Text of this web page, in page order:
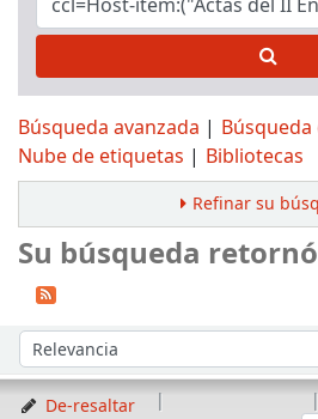
Búsqueda avanzada
Nube de etiquetas
Bibliotecas
Refinar su
Su búsqueda
Ordenar por:
De-resaltar